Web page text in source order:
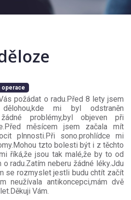
operace
požádat o radu.Před 8 lety jsem
mi byl odstraněn
problémy,byl objeven při
měsícem jsem začala mít
plnnosti.Při sono.prohlídce mi
tzto bolesti být i z těchto
říká,že jsou tak malé,že by to od
radu.Zatím neberu žádné léky.Jdu
se rozmyslet jestli budu chtít začít
neužívala antikoncepci,mám dvě
Vám.